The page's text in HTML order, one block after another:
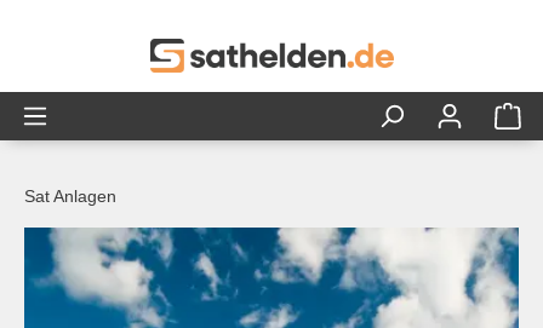
Sat Anlagen